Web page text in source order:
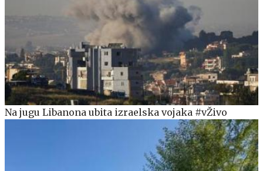
Na jugu Libanona ubita izraelska vojaka #vŽivo